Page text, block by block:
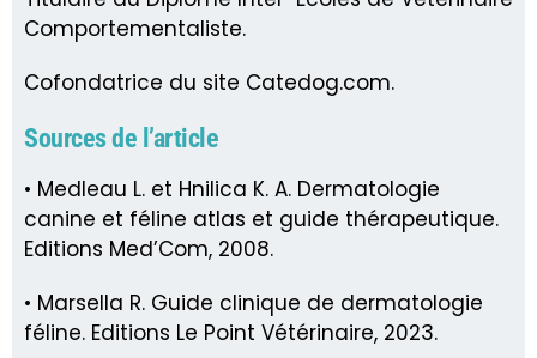
Comportementaliste.
Cofondatrice du site Catedog.com.
Sources de l’article
• Medleau L. et Hnilica K. A. Dermatologie
canine et féline atlas et guide thérapeutique.
Editions Med’Com, 2008.
• Marsella R. Guide clinique de dermatologie
féline. Editions Le Point Vétérinaire, 2023.